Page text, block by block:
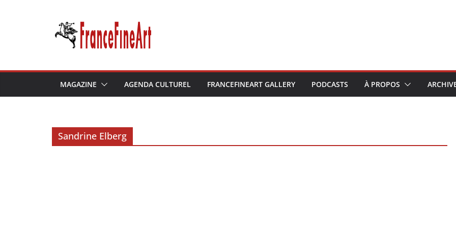
MAGAZINE AGENDA CULTUREL FRANCEFINEART GALLERY PODCASTS À PROPOS
Sandrine Elberg